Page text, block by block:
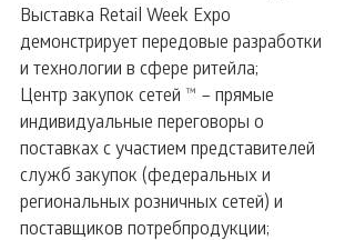
Выставка Retail Week Expo
демонстрирует передовые разработки
и технологии в сфере ритейла;
Центр закупок сетей ™ – прямые
индивидуальные переговоры о
поставках с участием представителей
служб закупок (федеральных и
региональных розничных сетей) и
поставщиков потребпродукции;